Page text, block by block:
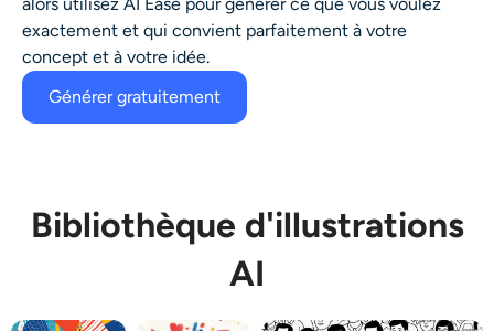
exactement et qui convient parfaitement à votre
concept et à votre idée.
Générer gratuitement
Bibliothèque d'illustrations
AI